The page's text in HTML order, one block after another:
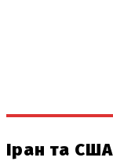
Іран та